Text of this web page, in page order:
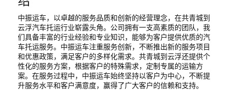
中振运车，以卓越的服务品质和创新的经营理念，在共青城到
云浮汽车托运行业崭露头角。公司拥有一支高素质的团队，我
们具备丰富的行业经验和专业知识，能够为客户提供优质的汽
车托运服务。中振运车注重服务创新，不断推出新的服务项目
和优惠政策，满足客户的多样化需求。共青城到云浮还提供个
性化的服务方案，根据客户的特殊需求，定制专属的运输方
案。在服务过程中，中振运车始终坚持以客户为中心，不断提
升服务水平和客户满意度，赢得了广大客户的信赖和支持。